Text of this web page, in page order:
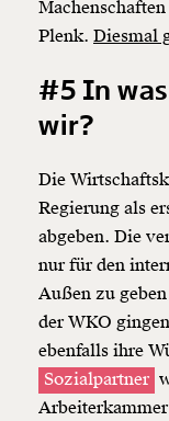
Plenk. Diesmal
#5 In
wir?
Die
Regierung als
abgeben. Die
nur für den
Außen zu
der WKO
ebenfalls ihre
Sozialpartner